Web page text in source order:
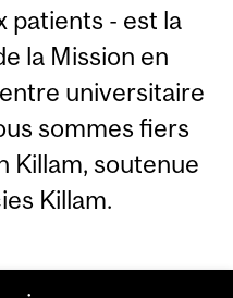
patients - est la
la Mission en
universitaire
sommes fiers
Killam, soutenue
Killam.